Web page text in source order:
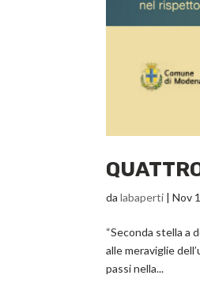
dalabaperti |Nov
“Seconda stella a
alle meraviglie
passi nella...